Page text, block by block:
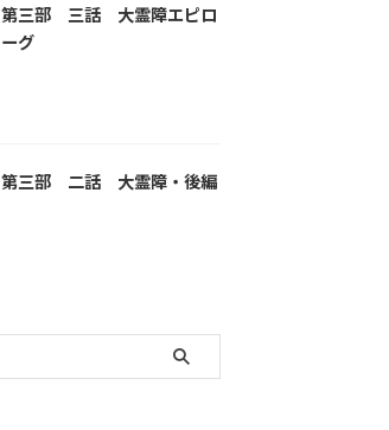
第三部 三話 大霊障エピロ
ーグ
第三部 二話 大霊障・後編